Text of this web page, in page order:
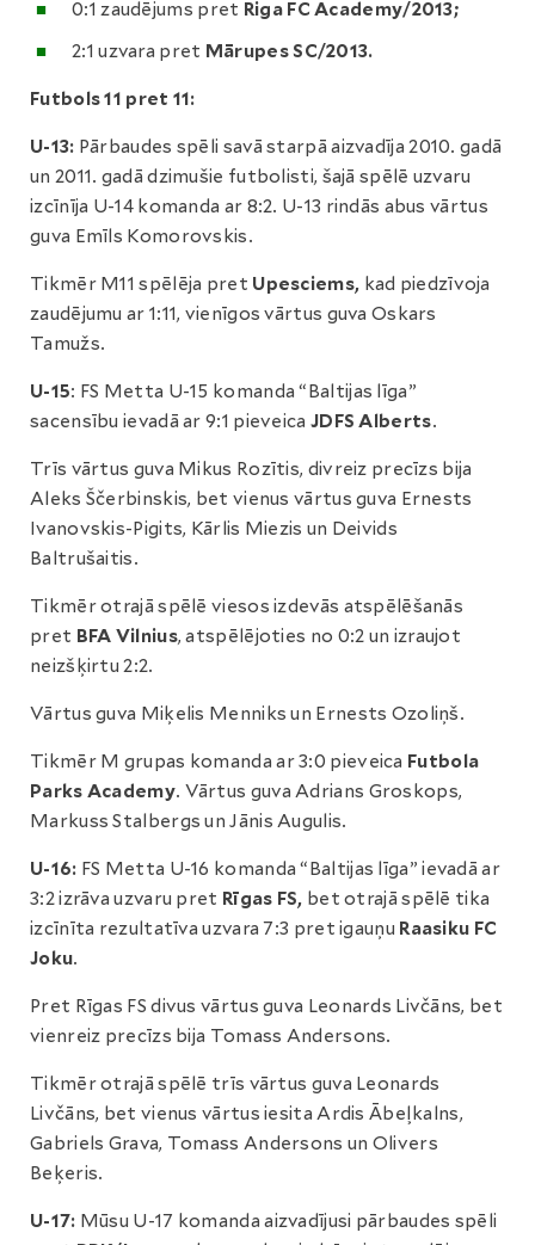
0:1 zaudējums pret Riga FC Academy/2013;
2:1 uzvara pret Mārupes SC/2013.
Futbols 11 pret 11:
U-13: Pārbaudes spēli savā starpā aizvadīja 2010. gadā
un 2011. gadā dzimušie futbolisti, šajā spēlē uzvaru
izcīnīja U-14 komanda ar 8:2. U-13 rindās abus vārtus
guva Emīls Komorovskis.
Tikmēr M11 spēlēja pret Upesciems, kad piedzīvoja
zaudējumu ar 1:11, vienīgos vārtus guva Oskars
Tamužs.
U-15: FS Metta U-15 komanda “Baltijas līga”
sacensību ievadā ar 9:1 pieveica JDFS Alberts.
Trīs vārtus guva Mikus Rozītis, divreiz precīzs bija
Aleks Ščerbinskis, bet vienus vārtus guva Ernests
Ivanovskis-Pigits, Kārlis Miezis un Deivids
Baltrušaitis.
Tikmēr otrajā spēlē viesos izdevās atspēlēšanās
pret BFA Vilnius, atspēlējoties no 0:2 un izraujot
neizšķirtu 2:2.
Vārtus guva Miķelis Menniks un Ernests Ozoliņš.
Tikmēr M grupas komanda ar 3:0 pieveica Futbola
Parks Academy. Vārtus guva Adrians Groskops,
Markuss Stalbergs un Jānis Augulis.
U-16: FS Metta U-16 komanda “Baltijas līga” ievadā ar
3:2 izrāva uzvaru pret Rīgas FS, bet otrajā spēlē tika
izcīnīta rezultatīva uzvara 7:3 pret igauņu Raasiku FC
Joku.
Pret Rīgas FS divus vārtus guva Leonards Livčāns, bet
vienreiz precīzs bija Tomass Andersons.
Tikmēr otrajā spēlē trīs vārtus guva Leonards
Livčāns, bet vienus vārtus iesita Ardis Ābeļkalns,
Gabriels Grava, Tomass Andersons un Olivers
Beķeris.
U-17: Mūsu U-17 komanda aizvadījusi pārbaudes spēli